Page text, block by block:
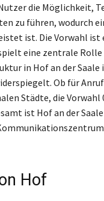
die Möglichkeit,
zu führen, wodurch
ist. Die Vorwahl ist
eine zentrale
in Hof an der Saale
Ob für
Städte, die Vorwahl
ist Hof an der
Hof